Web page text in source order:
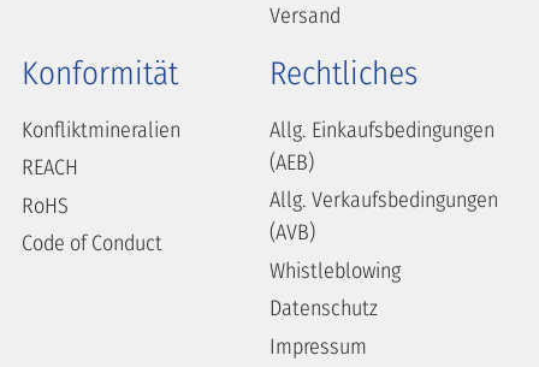
Versand
Konformität
Konfliktmineralien
REACH
RoHS
Code of Conduct
Rechtliches
Allg. Einkaufsbedingungen
(AEB)
Allg. Verkaufsbedingungen
(AVB)
Whistleblowing
Datenschutz
Impressum